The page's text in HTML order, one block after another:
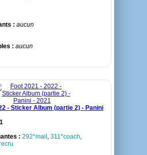
: aucun
: aucun
- Sticker Album (partie 2) - Panini
: 292*mail , 311*coach,